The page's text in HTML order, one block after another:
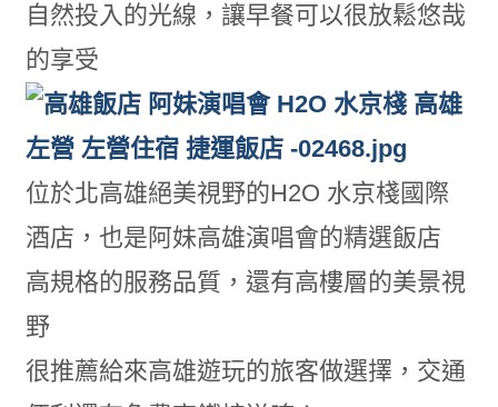
自然投入的光線，讓早餐可以很放鬆悠哉
的享受
位於北高雄絕美視野的H2O 水京棧國際
酒店，也是阿妹高雄演唱會的精選飯店
高規格的服務品質，還有高樓層的美景視
野
很推薦給來高雄遊玩的旅客做選擇，交通